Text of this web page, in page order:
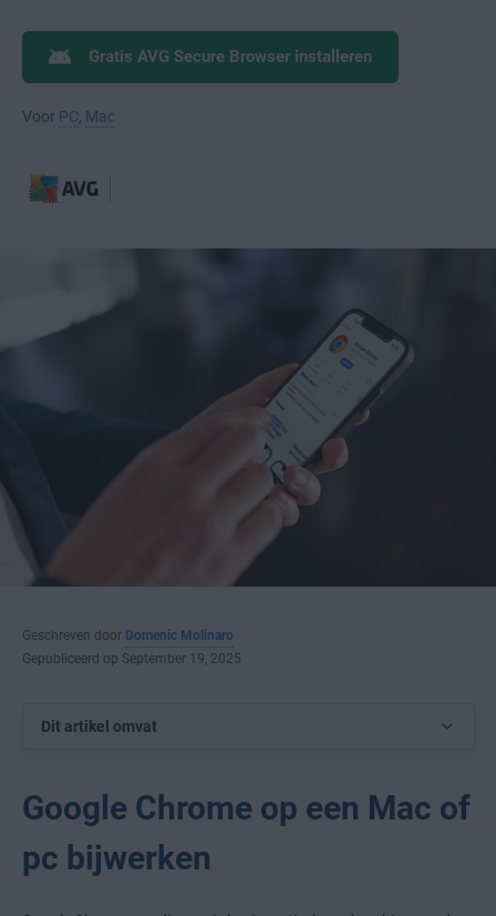
Gratis AVG Secure Browser installeren
Voor PC Mac
Geschreven door Domenic Molinaro
Gepubliceerd op September 19, 2025
Dit artikel omvat
Google Chrome op een Mac of
pc bijwerken